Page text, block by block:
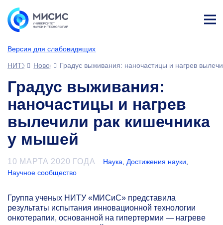
Версия для слабовидящих
ине
НИТУ МИСИС
НовостиГрадус выживания: наночастицы и нагрев
Градус выживания:
наночастицы и нагрев
вылечили рак кишечника
у мышей
10 МАРТА 2020 ГОДА Наука Достижения науки
Научное сообщество
Группа ученых НИТУ «МИСиС» представила
результаты испытания инновационной технологии
онкотерапии, основанной на гипертермии — нагреве